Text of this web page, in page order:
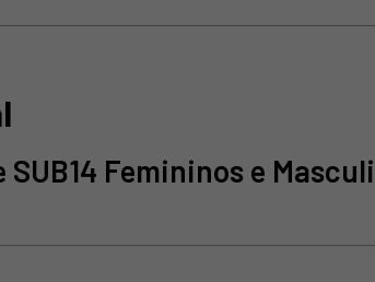
SUB14 Femininos e